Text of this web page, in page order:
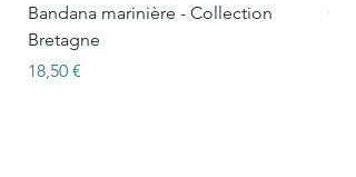
Bandana marinière - Collection
Bretagne
Prix
18,50 €